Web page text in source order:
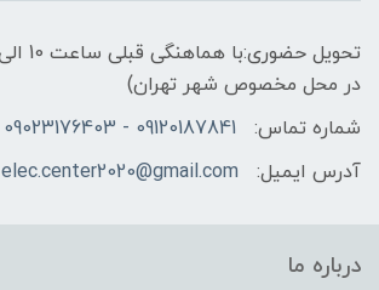
در محل مخصوص شهر تهران)
شماره تماس:
09120187841 - 09023176403
آدرس ایمیل:
elec.center2020@gmail.com
درباره ما